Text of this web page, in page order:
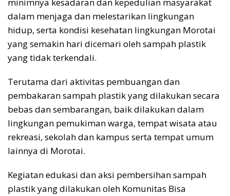
dalam menjaga dan melestarikan lingkungan
hidup, serta kondisi kesehatan lingkungan Morotai
yang semakin hari dicemari oleh sampah plastik
yang tidak terkendali.
Terutama dari aktivitas pembuangan dan
pembakaran sampah plastik yang dilakukan secara
bebas dan sembarangan, baik dilakukan dalam
lingkungan pemukiman warga, tempat wisata atau
rekreasi, sekolah dan kampus serta tempat umum
lainnya di Morotai.
Kegiatan edukasi dan aksi pembersihan sampah
plastik yang dilakukan oleh Komunitas Bisa